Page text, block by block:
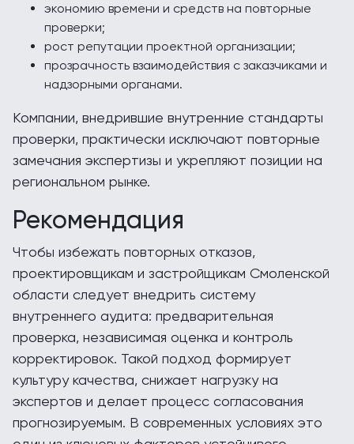
экономию времени и средств на повторные
проверки;
рост репутации проектной организации;
прозрачность взаимодействия с заказчиками и
надзорными органами.
Компании, внедрившие внутренние стандарты
проверки, практически исключают повторные
замечания экспертизы и укрепляют позиции на
региональном рынке.
Рекомендация
Чтобы избежать повторных отказов,
проектировщикам и застройщикам Смоленской
области следует внедрить систему
внутреннего аудита: предварительная
проверка, независимая оценка и контроль
корректировок. Такой подход формирует
культуру качества, снижает нагрузку на
экспертов и делает процесс согласования
прогнозируемым. В современных условиях это